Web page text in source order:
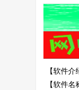
【软件
【软件